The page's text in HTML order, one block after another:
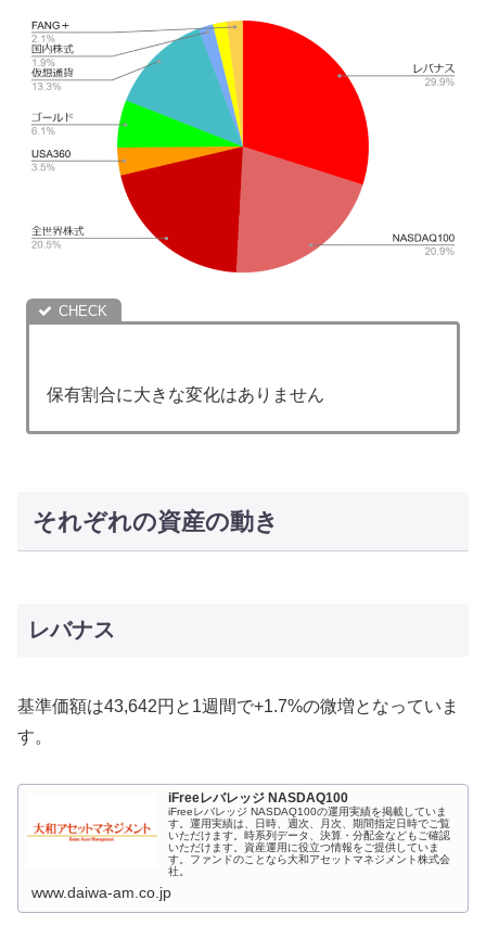
保有割合に大きな変化はありません
それぞれの資産の動き
レバナス
基準価額は43,642円と1週間で+1.7%の微増となっていま
す。
iFreeレバレッジ NASDAQ100
iFreeレバレッジ NASDAQ100の運用実績を掲載していま
す。運用実績は、日時、週次、月次、期間指定日時でご覧
いただけます。時系列データ、決算・分配金などもご確認
いただけます。資産運用に役立つ情報をご提供していま
す。ファンドのことなら大和アセットマネジメント株式会
社。
www.daiwa-am.co.jp